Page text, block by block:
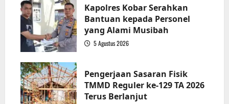
Kapolres Kobar Serahkan
Bantuan kepada Personel
yang Alami Musibah
5 Agustus 2026
Pengerjaan Sasaran Fisik
TMMD Reguler ke-129 TA 2026
Terus Berlanjut